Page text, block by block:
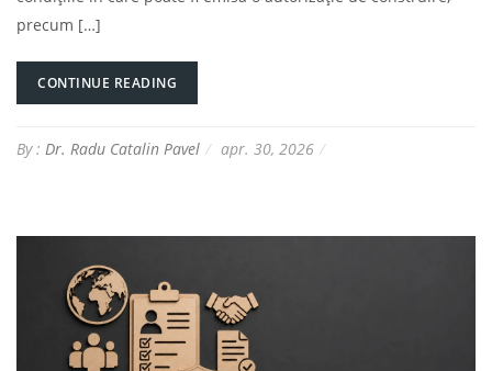
precum […]
CONTINUE READING
By : Dr. Radu Catalin Pavel apr. 30, 2026